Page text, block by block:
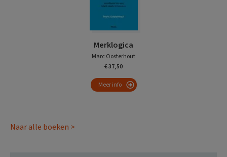
Merklogica
Marc Oosterhout
€ 37,50
Meer info
Naar alle boeken >